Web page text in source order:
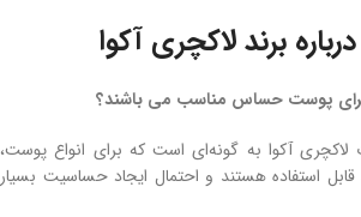
برند لاکچری آکوا
برای پوست حساس مناسب‌ می باشند؟
لاکچری آکوا به گونه‌ای است که برای انواع پوست،
استفاده‌ هستند و احتمال ایجاد حساسیت بسیار